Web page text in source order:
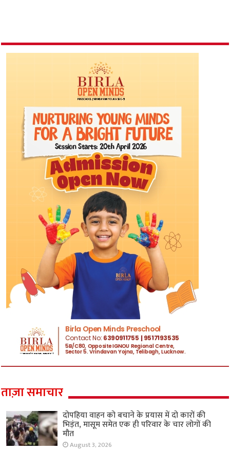
ताज़ा समाचार
दोपहिया वाहन को बचाने के प्रयास में दो कारों की
भिड़ंत, मासूम समेत एक ही परिवार के चार लोगों की
मौत
August 3, 2026